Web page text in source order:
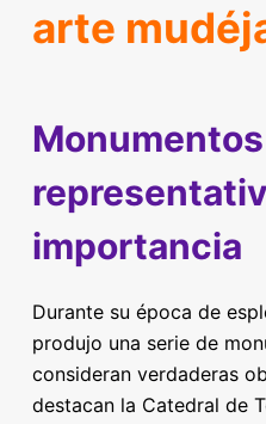
arte
Monumentos
importancia
Durante su época de
produjo una serie de
consideran verdaderas
destacan la Catedral de